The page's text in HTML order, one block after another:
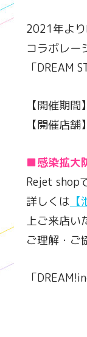
2021年よ
コラボレー
「DREAM
【開催期
【開催店舗】
■感染拡大
Rejet shop
詳しくは
上ご来店い
ご理解・ご
「